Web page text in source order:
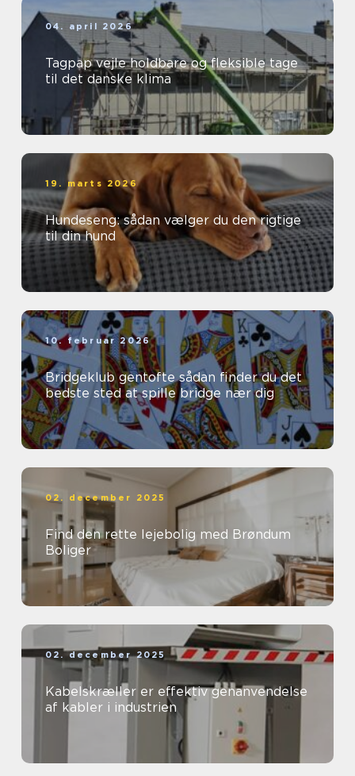
04. april 2026
Tagpap vejle holdbare og fleksible tage
til det danske klima
19. marts 2026
Hundeseng: sådan vælger du den rigtige
til din hund
10. februar 2026
Bridgeklub gentofte sådan finder du det
bedste sted at spille bridge nær dig
02. december 2025
Find den rette lejebolig med Brøndum
Boliger
02. december 2025
Kabelskræller er effektiv genanvendelse
af kabler i industrien